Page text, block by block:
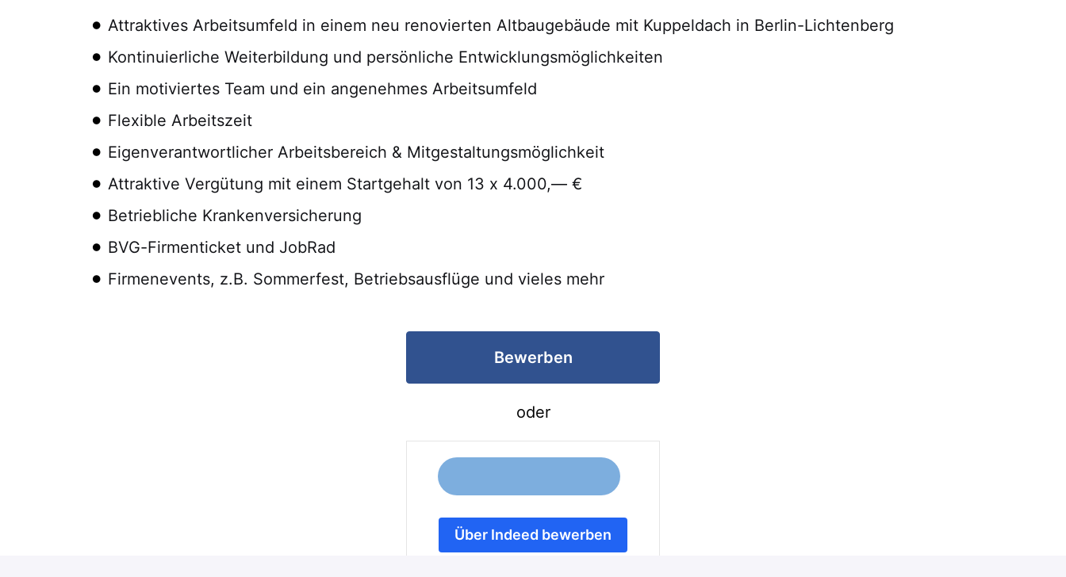
Attraktives Arbeitsumfeld in einem neu renovierten Altbaugebäude mit Kuppeldach in Berlin-Lichtenberg
Kontinuierliche Weiterbildung und persönliche Entwicklungsmöglichkeiten
Ein motiviertes Team und ein angenehmes Arbeitsumfeld
Flexible Arbeitszeit
Eigenverantwortlicher Arbeitsbereich & Mitgestaltungsmöglichkeit
Attraktive Vergütung mit einem Startgehalt von 13 x 4.000,— €
Betriebliche Krankenversicherung
BVG-Firmenticket und JobRad
Firmenevents, z.B. Sommerfest, Betriebsausflüge und vieles mehr
Bewerben
oder
Über Indeed bewerben